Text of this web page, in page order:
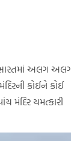
અલગ
કોઈને કોઈ
મંદિર ચમત્કારી